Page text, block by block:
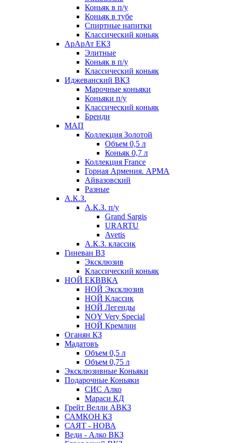
Коньяк в п/у
Коньяк в тубе
Спиртные напитки
Классический коньяк
АрАрАт ЕКЗ
Элитные
Коньяк в п/у
Классический коньяк
Иджеванский ВКЗ
Марочные коньяки
Коньяки п/у
Классический коньяк
Бренди
МАП
Коллекция Золотой
Объем 0,5 л
Коньяк 0,7 л
Коллекция France
Горная Армения. АРМА
Айвазовский
Разные
А.К.З.
А.К.З. п/у
Grand Sargis
URARTU
Avetis
А.К.З. классик
Гиневан ВЗ
Эксклюзив
Классический коньяк
НОЙ ЕКВВКА
НОЙ Эксклюзив
НОЙ Классик
НОЙ Легенды
NOY Very Speсial
НОЙ Кремлин
Оганян КЗ
Мадатовъ
Объем 0,5 л
Объем 0,75 л
Эксклюзивные Коньяки
Подарочные Коньяки
СИС Алко
Мараси КД
Грейт Велли АВКЗ
САМКОН КЗ
САЯТ - НОВА
Веди - Алко ВКЗ